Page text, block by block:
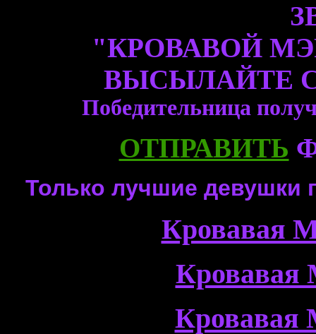
"КРОВАВОЙ
ВЫСЫЛАЙТЕ
Победительница
ОТПРАВИТЬ
Только лучшие девушки
Кровавая
Кровавая
Кровавая